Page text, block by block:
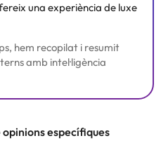
una experiència de luxe
hem recopilat i resumit
amb intel·ligència
específiques